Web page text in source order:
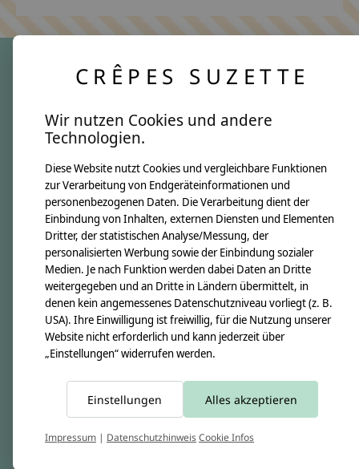
Über uns
Unsere Creppies
Nähkästchen
Unsere Stoffe
Impressum
Informationen
Kontakt
Versandkosten & Rücksendungen
Zahlungsarten
Widerrufsbelehrung
CRÊPES SUZETTE
Wir nutzen Cookies und andere
Technologien.
Diese Website nutzt Cookies und vergleichbare Funktionen
zur Verarbeitung von Endgeräteinformationen und
personenbezogenen Daten. Die Verarbeitung dient der
Einbindung von Inhalten, externen Diensten und Elementen
Dritter, der statistischen Analyse/Messung, der
personalisierten Werbung sowie der Einbindung sozialer
Medien. Je nach Funktion werden dabei Daten an Dritte
weitergegeben und an Dritte in Ländern übermittelt, in
denen kein angemessenes Datenschutzniveau vorliegt (z. B.
USA). Ihre Einwilligung ist freiwillig, für die Nutzung unserer
Website nicht erforderlich und kann jederzeit über
„Einstellungen“ widerrufen werden.
Einstellungen Alles akzeptieren
Impressum | DatenschutzhinweisCookie Infos